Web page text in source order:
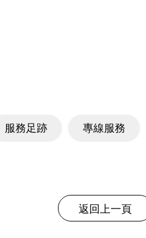
服務足跡 專線服務
返回上一頁